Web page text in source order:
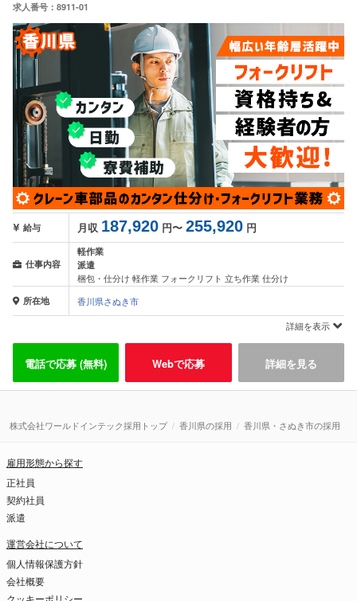
求人番号：8911-01
給与 月収 187,920 円〜 255,920 円
仕事内容
軽作業
派遣
梱包・仕分け 軽作業 フォークリフト 立ち作業 仕分け
所在地
香川県さぬき市
詳細を表示
電話で応募 (無料) Webで応募 詳細を見る
株式会社ワールドインテック採用トップ 香川県の採用 香川県・さぬき市の採用
雇用形態から探す
正社員
契約社員
派遣
運営会社について
個人情報保護方針
会社概要